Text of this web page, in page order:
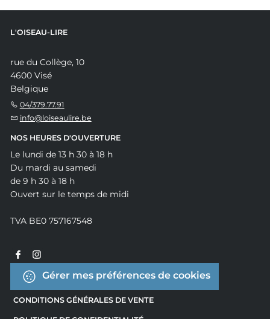
L'OISEAU-LIRE
rue du Collège, 10
4600 Visé
Belgique
04/379.77.91
info@loiseaulire.be
NOS HEURES D'OUVERTURE
Le lundi de 13 h 30 à 18 h
Du mardi au samedi
de 9 h 30 à 18 h
Ouvert sur le temps de midi
TVA BE0 757167548
Gérer mes préférences de cookies
CONDITIONS GÉNÉRALES DE VENTE